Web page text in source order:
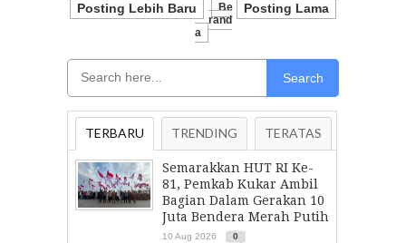
Posting Lebih Baru Posting Lama
Be
Rand
A
Search
TERBARU TRENDING TERATAS
Semarakkan HUT RI Ke-
81, Pemkab Kukar Ambil
Bagian Dalam Gerakan 10
Juta Bendera Merah Putih
10 Aug 2026 0